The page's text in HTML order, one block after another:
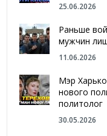
25.06.2026
Раньше
мужчин
11.06.2026
Мэр
нового
политолог
30.05.2026